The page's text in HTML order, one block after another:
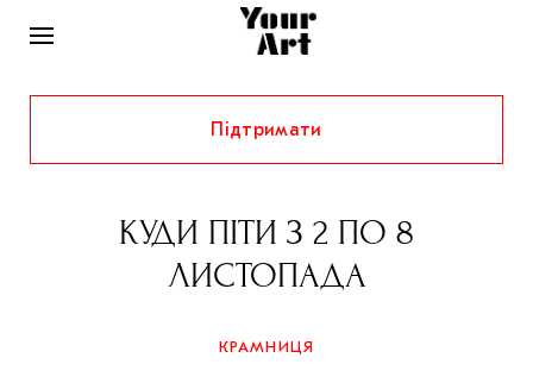
НОВИНИ
ІНТЕРВ’Ю
ХУДОЖНИКИ
АРХІТЕКТУРА
РІДНИЙ КРАЙ
САМООРГАНІЗАЦІЇ
ВИСТАВКИ
Підтримати
КУДИ ПІТИ З 2 ПО 8
ЛИСТОПАДА
КРАМНИЦЯ